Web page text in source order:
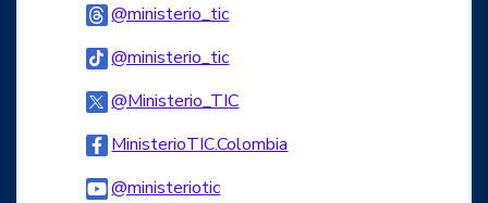
@ministerio_ticLogo Threads
@ministerio_ticLogo Tiktok
@Ministerio_TICLogo Twitter
MinisterioTIC.Colombia
@ministerioticLogo Youtube